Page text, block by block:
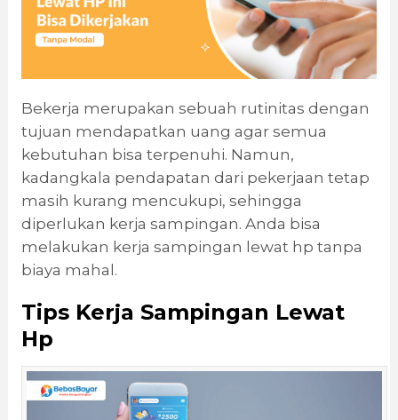
Bekerja merupakan sebuah rutinitas dengan
tujuan mendapatkan uang agar semua
kebutuhan bisa terpenuhi. Namun,
kadangkala pendapatan dari pekerjaan tetap
masih kurang mencukupi, sehingga
diperlukan kerja sampingan. Anda bisa
melakukan kerja sampingan lewat hp tanpa
biaya mahal.
Tips Kerja Sampingan Lewat
Hp